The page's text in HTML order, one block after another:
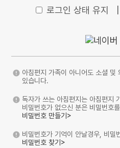
로그인 상태 유지
아침편지 가족이 아니어도 소셜 및
있습니다.
독자가 쓰는 아침편지는 아침편지
비밀번호가 없으신 분은 비밀번호
비밀번호 만들기>
비밀번호가 기억이 안날경우, 비밀
비밀번호 찾기>